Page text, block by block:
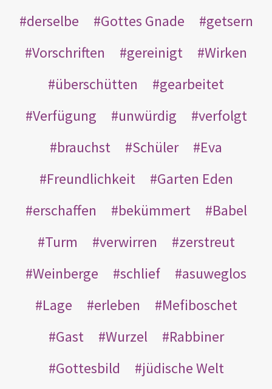
derselbe
Gottes Gnade
getsern
Vorschriften
gereinigt
Wirken
überschütten
gearbeitet
Verfügung
unwürdig
verfolgt
brauchst
Schüler
Eva
Freundlichkeit
Garten Eden
erschaffen
bekümmert
Babel
Turm
verwirren
zerstreut
Weinberge
schlief
asuweglos
Lage
erleben
Mefiboschet
Gast
Wurzel
Rabbiner
Gottesbild
jüdische Welt